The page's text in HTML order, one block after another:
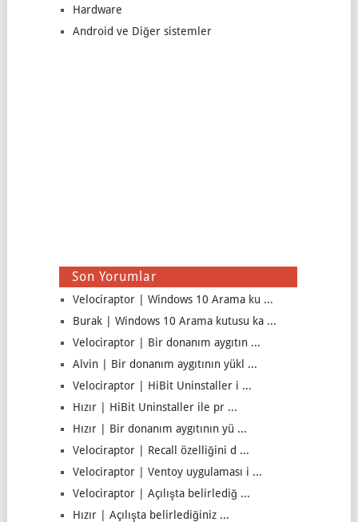
Hardware
Android ve Diğer sistemler
Son Yorumlar
Velociraptor | Windows 10 Arama ku ...
Burak | Windows 10 Arama kutusu ka ...
Velociraptor | Bir donanım aygıtın ...
Alvin | Bir donanım aygıtının yükl ...
Velociraptor | HiBit Uninstaller i ...
Hızır | HiBit Uninstaller ile pr ...
Hızır | Bir donanım aygıtının yü ...
Velociraptor | Recall özelliğini d ...
Velociraptor | Ventoy uygulaması i ...
Velociraptor | Açılışta belirlediğ ...
Hızır | Açılışta belirlediğiniz ...